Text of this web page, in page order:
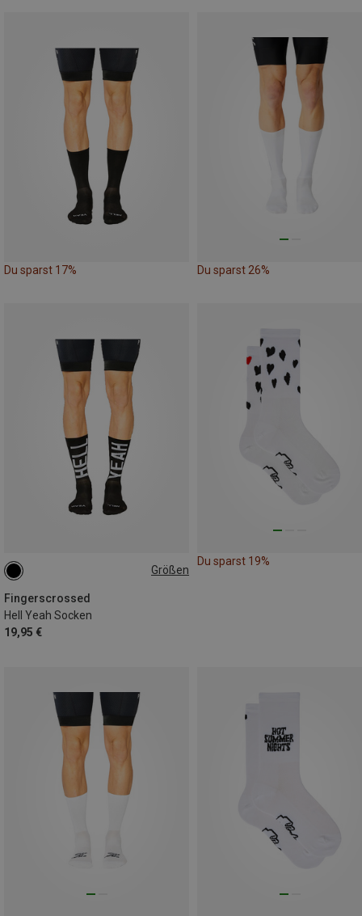
Du sparst 17% Du sparst 26%
Größen
Fingerscrossed
Hell Yeah Socken
19,95 €
35|36|37|38
43|44|45|46
47|48|49|50
Du sparst 19%